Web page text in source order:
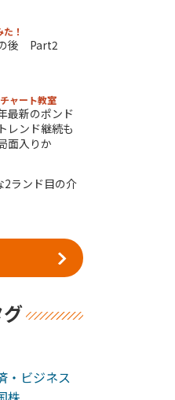
！
後 Part2
ャート教室
新のポンド
レンド継続も
面入りか
2ランド目の介
・ビジネス